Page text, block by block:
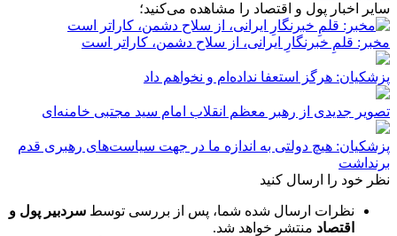
سایر اخبار پول و اقتصاد را مشاهده می‌کنید؛
مخبر: قلمِ خبرنگارِ ایرانی، از سلاح دشمن، کاراتر است
پزشکیان: هرگز استعفا نداده‌ام و نخواهم داد
تصویر جدیدی از رهبر معظم انقلاب امام سید مجتبی خامنه‌ای
پزشکیان: هیچ دولتی به اندازه ما در جهت سیاست‌های رهبری قدم
برنداشت
نظر خود را ارسال کنید
نظرات ارسال شده شما، پس از بررسی توسط سردبیر پول و
اقتصاد منتشر خواهد شد.